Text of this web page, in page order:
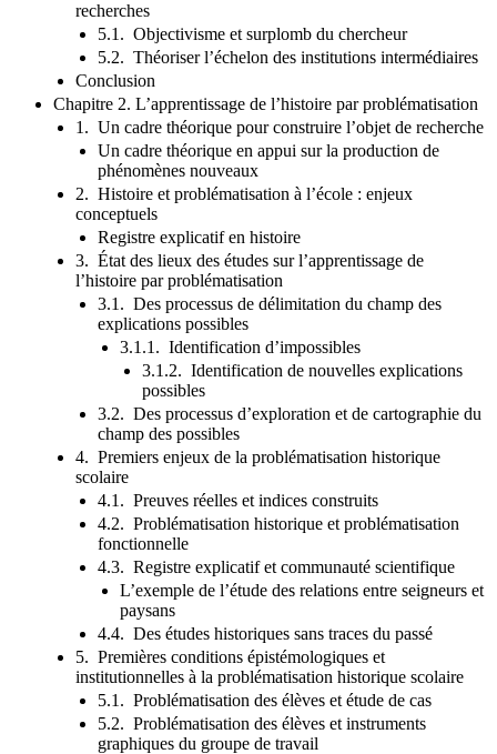
recherches
5.1. Objectivisme et surplomb du chercheur
5.2. Théoriser l’échelon des institutions intermédiaires
Conclusion
Chapitre 2. L’apprentissage de l’histoire par problématisation
1. Un cadre théorique pour construire l’objet de recherche
Un cadre théorique en appui sur la production de
phénomènes nouveaux
2. Histoire et problématisation à l’école : enjeux
conceptuels
Registre explicatif en histoire
3. État des lieux des études sur l’apprentissage de
l’histoire par problématisation
3.1. Des processus de délimitation du champ des
explications possibles
3.1.1. Identification d’impossibles
3.1.2. Identification de nouvelles explications
possibles
3.2. Des processus d’exploration et de cartographie du
champ des possibles
4. Premiers enjeux de la problématisation historique
scolaire
4.1. Preuves réelles et indices construits
4.2. Problématisation historique et problématisation
fonctionnelle
4.3. Registre explicatif et communauté scientifique
L’exemple de l’étude des relations entre seigneurs et
paysans
4.4. Des études historiques sans traces du passé
5. Premières conditions épistémologiques et
institutionnelles à la problématisation historique scolaire
5.1. Problématisation des élèves et étude de cas
5.2. Problématisation des élèves et instruments
graphiques du groupe de travail